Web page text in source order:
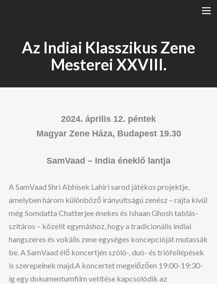
A RÁGA RENDSZERE
Az Indiai Klasszikus Zene
Mesterei XXVIII.
2024. április 12. péntek
Magyar Zene Háza, Budapest 19.30
SamVaad – India éneklő lantja
A SamVaad Shri Abhisek Lahiri sarod játékos projektje,
amelyben három különböző irányultságú zenész – rajta kívül
még Somdatta Chatterjee énekes és Ishaan Ghosh tablás-
szitáros – közelít egymáshoz, hogy a tradicionális indiai
hangszeres és vokális zene egységes koncepcióját mutassák
be. A SamVaad élő koncertjén szóló-, duó- és triófellépések
is szerepelnek majd.A koncertet megelőzően 19:00-19:30-
ig egy dokumentumfilm vetítése kapcsolódik az